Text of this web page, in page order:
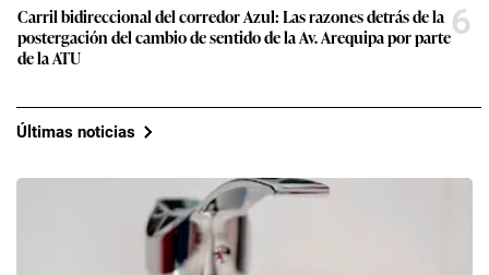
Carril bidireccional del corredor Azul: Las razones detrás de la
postergación del cambio de sentido de la Av. Arequipa por parte
de la ATU
6
Últimas noticias